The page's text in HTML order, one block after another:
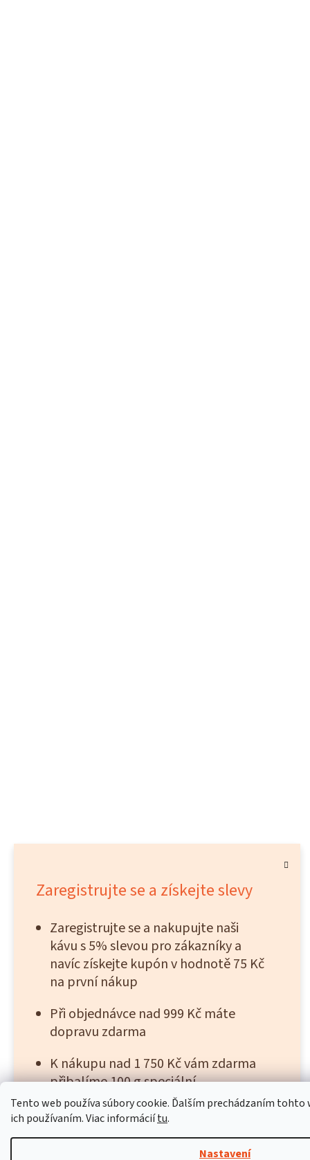
Tento web používa súbory cookie. Ďalším prechádzaním tohto
ich používaním. Viac informáciítu.
Nastavení
Zaregistrujte se a získejte slevy
Zaregistrujte se a nakupujte naši
kávu s 5% slevou pro zákazníky a
navíc získejte kupón v hodnotě 75 Kč
na první nákup
Při objednávce nad 999 Kč máte
dopravu zdarma
K nákupu nad 1 750 Kč vám zdarma
přibalíme 100 g speciální
narozeninové kávy, 50 g výběrové
kávy, poukázku v hodnotě 125 Kč na
další nákup a klíčenku Zrnko.